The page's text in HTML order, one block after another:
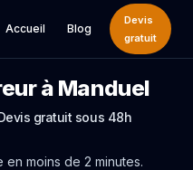
Accueil Blog
Devis
gratuit
à Manduel
gratuit sous 48h
moins de 2 minutes.